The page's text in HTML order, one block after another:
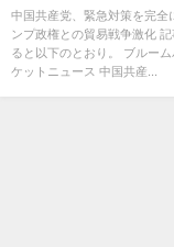
争激化
中国共産党、緊急対策を完全
ンプ政権との貿易戦争激化
ると以下のとおり。 ブルー
ケットニュース 中国共産...